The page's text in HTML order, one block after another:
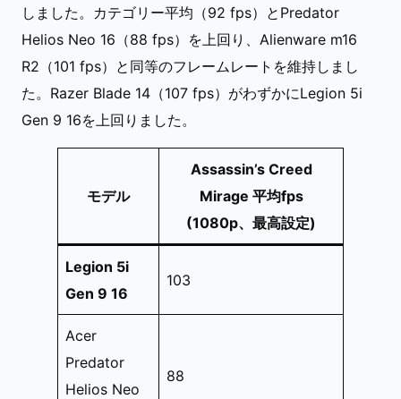
しました。カテゴリー平均（92 fps）とPredator
Helios Neo 16（88 fps）を上回り、Alienware m16
R2（101 fps）と同等のフレームレートを維持しまし
た。Razer Blade 14（107 fps）がわずかにLegion 5i
Gen 9 16を上回りました。
モデル
Assassin’s Creed
Mirage 平均fps
(1080p、最高設定)
Legion 5i
Gen 9 16
103
Acer
Predator
Helios Neo
88